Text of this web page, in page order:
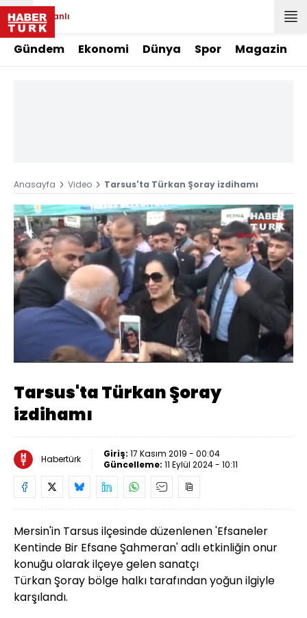
Canlı
Gündem Ekonomi Dünya Spor Magazin
Anasayfa Video Tarsus'ta Türkan Şoray izdihamı
Sesi
Aç
Yüklendi:
39.00%
Hızı
Tarsus'ta Türkan Şoray
izdihamı
Habertürk Giriş: 17 Kasım 2019 - 00:04
Güncelleme: 11 Eylül 2024 - 10:11
Mersin'in Tarsus ilçesinde düzenlenen 'Efsaneler
Kentinde Bir Efsane Şahmeran' adlı etkinliğin onur
konuğu olarak ilçeye gelen sanatçı
TürkanŞoray bölge halkı tarafından yoğun ilgiyle
karşılandı.